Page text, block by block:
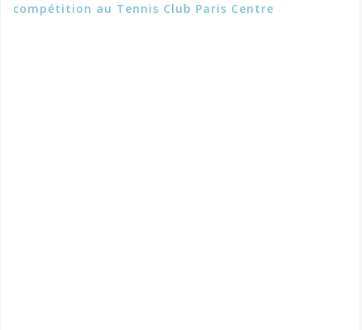
compétition au Tennis Club Paris Centre